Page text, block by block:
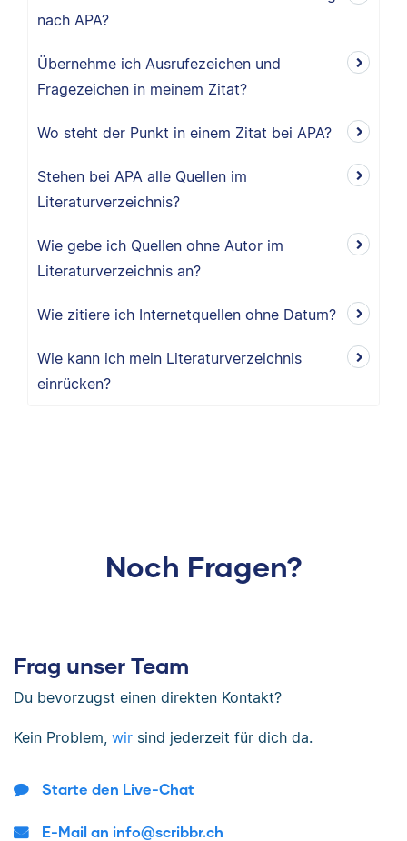
nach APA?
Übernehme ich Ausrufezeichen und
Fragezeichen in meinem Zitat?
Wo steht der Punkt in einem Zitat bei APA?
Stehen bei APA alle Quellen im
Literaturverzeichnis?
Wie gebe ich Quellen ohne Autor im
Literaturverzeichnis an?
Wie zitiere ich Internetquellen ohne Datum?
Wie kann ich mein Literaturverzeichnis
einrücken?
Noch Fragen?
Frag unser Team
Du bevorzugst einen direkten Kontakt?
Kein Problem, wir sind jederzeit für dich da.
Starte den Live-Chat
E-Mail an info@scribbr.ch